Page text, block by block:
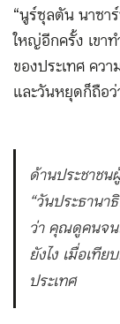
“นูร์ซุลตัน นาซา
ใหญ่อีกครั้ง เขา
ของประเทศ คว
และวันหยุดก็ถือว่
ด้านประชาชน
“วันประธานา
ว่า คุณดูคนจน
ยังไง เมื่อเที
ประเทศ